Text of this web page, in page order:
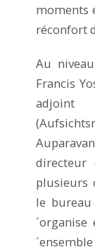
moments
réconfort
Au
Francis
adjoint
plusieurs
le